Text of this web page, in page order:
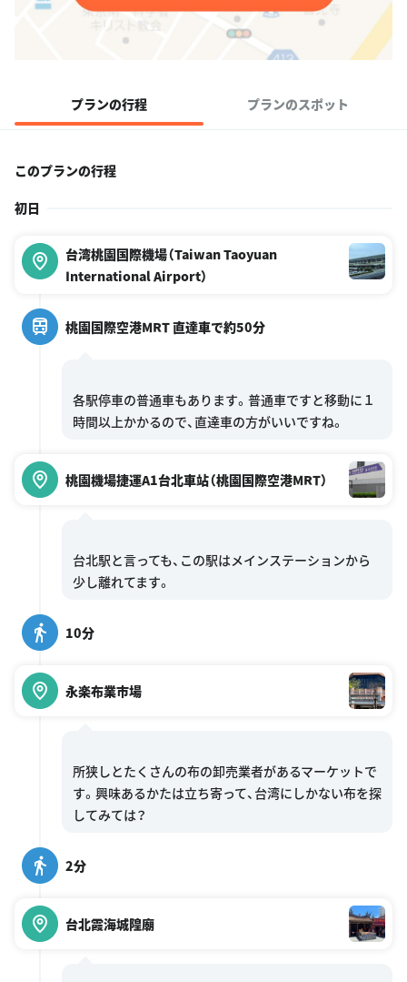
プランの行程 プランのスポット
このプランの行程
初日
台湾桃園国際機場（Taiwan Taoyuan
International Airport）
桃園国際空港MRT 直達車で約50分
各駅停車の普通車もあります。普通車ですと移動に１
桃園機場捷運A1台北車站（桃園国際空港MRT）
台北駅と言っても、この駅はメインステーションから
10分
永楽布業市場
所狭しとたくさんの布の卸売業者があるマーケットで
す。興味あるかたは立ち寄って、台湾にしかない布を探
2分
台北霞海城隍廟